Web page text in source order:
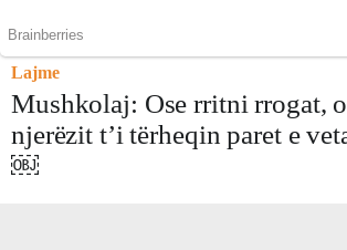
Lajme
Mushkolaj: Ose rritni rrogat,
njerëzit t’i tërheqin paret e
￼